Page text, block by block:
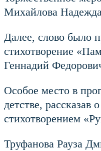
Михайлова Надежда
Далее, слово было
стихотворение
Геннадий
Особое место в
детстве,
стихотворением
Труфанова Рауза